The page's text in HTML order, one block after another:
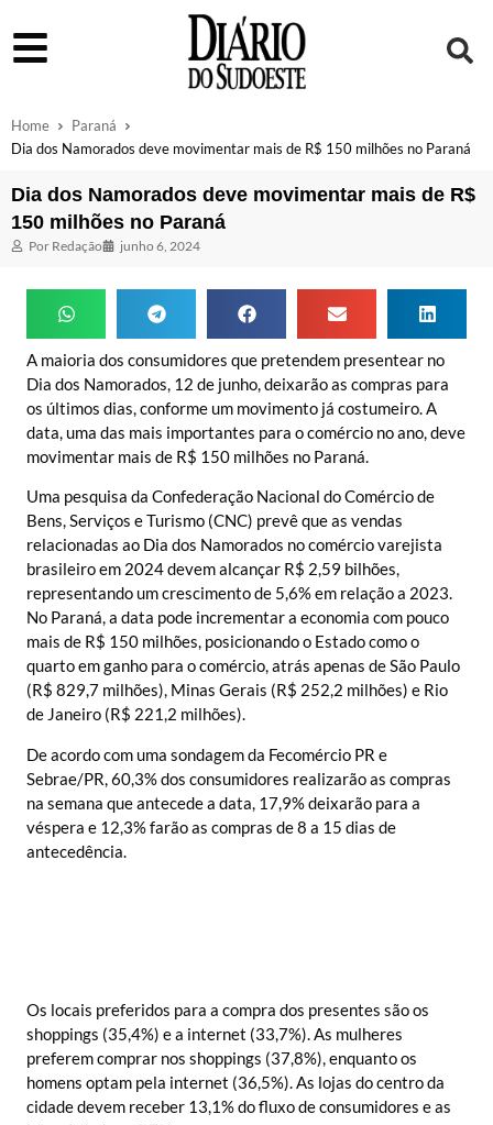
Home
Paraná
Dia dos Namorados deve movimentar mais de R$ 150 milhões no Paraná
Dia dos Namorados deve movimentar mais de R$
150 milhões no Paraná
Por Redação junho 6, 2024
A maioria dos consumidores que pretendem presentear no
Dia dos Namorados, 12 de junho, deixarão as compras para
os últimos dias, conforme um movimento já costumeiro. A
data, uma das mais importantes para o comércio no ano, deve
movimentar mais de R$ 150 milhões no Paraná.
Uma pesquisa da Confederação Nacional do Comércio de
Bens, Serviços e Turismo (CNC) prevê que as vendas
relacionadas ao Dia dos Namorados no comércio varejista
brasileiro em 2024 devem alcançar R$ 2,59 bilhões,
representando um crescimento de 5,6% em relação a 2023.
No Paraná, a data pode incrementar a economia com pouco
mais de R$ 150 milhões, posicionando o Estado como o
quarto em ganho para o comércio, atrás apenas de São Paulo
(R$ 829,7 milhões), Minas Gerais (R$ 252,2 milhões) e Rio
de Janeiro (R$ 221,2 milhões).
De acordo com uma sondagem da Fecomércio PR e
Sebrae/PR, 60,3% dos consumidores realizarão as compras
na semana que antecede a data, 17,9% deixarão para a
véspera e 12,3% farão as compras de 8 a 15 dias de
antecedência.
Os locais preferidos para a compra dos presentes são os
shoppings (35,4%) e a internet (33,7%). As mulheres
preferem comprar nos shoppings (37,8%), enquanto os
homens optam pela internet (36,5%). As lojas do centro da
cidade devem receber 13,1% do fluxo de consumidores e as